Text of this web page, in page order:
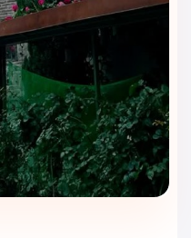
تجربه مسافران
بر اساس تجربه‌ی مسافران
تفلیسرفتار محترمانه
ترکیب آرامش، سکوت، خدمات
یکی از گزینه‌های محبوب
کرده است.